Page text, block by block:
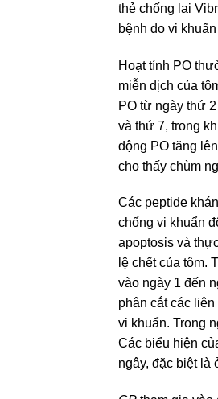
thẻ chống lại
bệnh do vi
Hoạt tính PO
miễn dịch của
PO từ ngày thứ
và thứ 7, trong
động PO tăng
cho thấy chùm
Các peptide
chống vi khuẩn
apoptosis và
lệ chết của tôm.
vào ngày 1 đến
phân cắt các
vi khuẩn. Trong
Các biểu hiện
ngây, đặc biệt là